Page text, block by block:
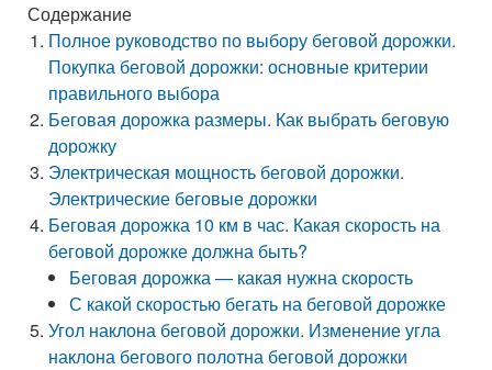
Содержание
Полное руководство по выбору беговой дорожки.
Покупка беговой дорожки: основные критерии
правильного выбора
Беговая дорожка размеры. Как выбрать беговую
дорожку
Электрическая мощность беговой дорожки.
Электрические беговые дорожки
Беговая дорожка 10 км в час. Какая скорость на
беговой дорожке должна быть?
Беговая дорожка — какая нужна скорость
С какой скоростью бегать на беговой дорожке
Угол наклона беговой дорожки. Изменение угла
наклона бегового полотна беговой дорожки